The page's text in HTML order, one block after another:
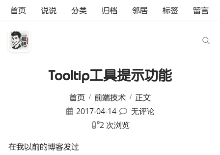
首页 说说 分类 归档 邻居 标签 留言
Tooltip工具提示功能
首页 前端技术 正文
2017-04-14
无评论
2 次浏览
在我以前的博客发过